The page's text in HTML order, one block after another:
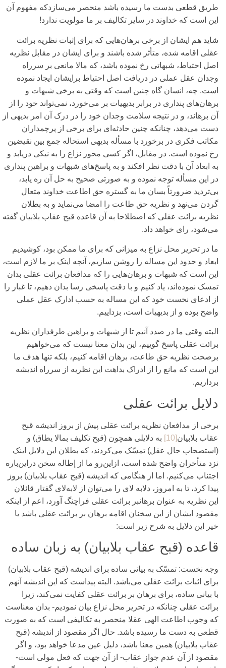
طریق قطعی‌ بدست ما رسیده باشد منحصر می‌سازدکه مفهوم آن
این است که خداوند در سایر تکالیف بر ما مولویت ندارد!
شاید هم ایشان از برخی‌ برهان‌هایی‌ که برای‌ إثبات نظریه برائت
عقلی‌ اقامه شده، متأثر شده باشند و برای‌ ایشان در مقابل نظریه
اصل احتیاط، شبهاتی‌ رخ نموده باشد، که مالا مانعی‌ بر سرراه
وجدان عقل عملی‌ در دریافت اصل احتیاط برایشان ایجاد نموده
است. چه، انسان گاه چنین است که وقتی‌ به برخی‌ شبهات و
برهان‌های‌ پنداری‌ در برابر بدیهیات بر می‌‌خورد، نمی‌‌تواند خود را از
آن برهاند، و در نتیجه سلامت وجدان خود را در درک آن امر بدیهی‌ از
دست می‌دهد، چنانکه چنین حادثه‌ای‌ برای‌ برخی‌ از پرچمداران
مکاتب فکری‌ در برخورد با مسأله بدیهی‌ استحاله جمع بین نقیضین
رخ نموده است. در مقابل، اگر کسی‌ محور نزاع را به نیکی‌ دریابد و
به ابعاد آن با دقت نظر افکند و به پاسخ‌های‌ شبهات و براهین پنداری‌
در این مسأله توجه نموده و به صورتی‌ صحیح به حل آن ره یابد،
بی‌‌تردید ضرورتاً بسان ما به گستره حق اطاعت خداوند متعال
گردن می‌‌نهد و نظریه حق طاعت را امضا می‌‌نماید و به بطلان
نظریه برائت عقلی‌ که اصطلاحا به آن قاعده قبح عقاب بلابیان گفته
می‌شود، رای‌ خواهد داد.
ما در تحریر محل نزاع به میزانی‌ که برای‌ ما ممکن بود، کوشیدیم
ابعاد و حدود این مساله را روشن سازیم، آنچه اینک بر ما لازم است،
این است که شبهات و برهان‌هایی‌ را که مدافعان برائت عقلی‌ بدان
تمسک نموده‌اند، یاد کنیم و با دقت پاسخی‌ رسا بدان دهیم، تا غبار را
از ادعای‌ نخست خود که این مساله به حسب ادارک عقل عملی‌
واضح بوده و از بدیهیات است، بزداییم.
البته وقتی‌ ما در صدد آنیم تا از شبهات و براهین طرفداران نظریه
برائت عقلی‌ پاسخ گوییم، این بدان معنا نیست که می‌خواهیم
برصحت نظریه حق طاعت، برهان اقامه کنیم، بلکه تنها هدف ما
این است که مانع را از ادراک بداهت این نظریه از سرراه اندیشه
برداریم.
دلایل برائت عقلی‌
برخی‌ از مدافعان نظریه برائت عقلی‌ پیش از بروز اندیشه قبح
عقاب بلابیان[10]
به دلایلی‌ همچون (قبح تکلیف بمالا یطاق) و
(استصحاب حال عقل) تمسّک می‌‌کردند، که بطلان این دلایل اینک
نزد متأخران واضح شده است، ازاین‌رو ما از إطاله سخن دراین‌باره
اجتناب می‌‌کنیم. اما از هنگامی‌ که اندیشه (قبح عقاب بلابیان) بروز
پیدا کرد، تا به امروز، دلابه لای‌ را می‌‌توان از لابه‌لای‌ گفتار قائلان
این نظریه به عنوان برهانبر برائت عقلی‌ فراچنگ آورد، اعم از اینکه
مقصود ایشان از این سخنان اقامه برهان بر برائت عقلی‌ باشد یا
خیر این دلایل به شرح زیر است:
قاعده (قبح عقاب بلابیان) به زبان ساده
وجه نخست: تمسّک به بیانی‌ ساده برای‌ اندیشه (قبح عقاب بلابیان)
برای‌ اثبات برائت عقلی‌ می‌باشد. البته پیداست که این اندیشه آنهم
با بیانی‌ ساده، برای‌ برهان بر برائت عقلی‌ کفایت نمی‌‌کند، زیرا
برائت عقلی‌ چنانکه در تحریر محل نزاع بیان نمودیم- بدان معناست
که وجوب اطاعت الهی‌ عقلا منحصر به تکالیفی‌ است که به صورت
قطعی‌ به دست ما رسیده باشد. حال اگر مقصود از اندیشه (قبح
عقاب بلابیان) همین معنا باشد، دلیل عین مدعا خواهد بود، و اگر
مقصود از آن عدم جواز عقاب- از آن جهت که فعل مولی‌ است-